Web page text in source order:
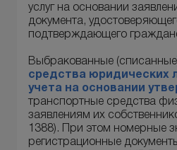
услуг на основании
документа,
подтверждающего
Выбракованные
средства юридических
учета на основании
транспортные средства
заявлениям их
1388). При этом номерные
регистрационные